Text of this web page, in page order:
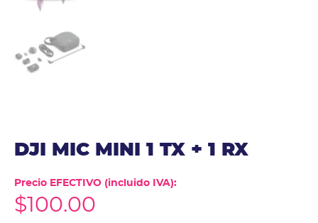
DJI MIC MINI 1 TX + 1 RX
Precio EFECTIVO (incluido IVA):
$100.00